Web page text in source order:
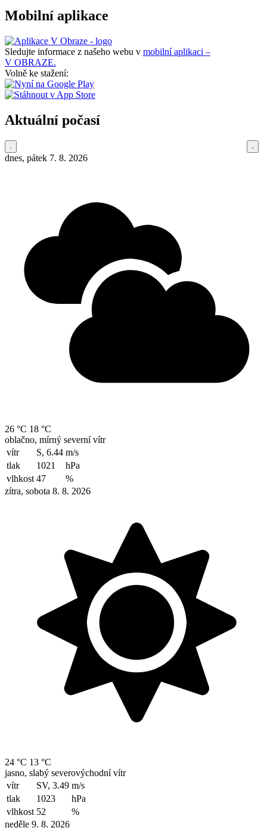
Mobilní aplikace
Sledujte informace z našeho webu v mobilní aplikaci –
V OBRAZE.
Volně ke stažení:
Aktuální počasí
dnes, pátek 7. 8. 2026
26 °C 18 °C
oblačno, mírný severní vítr
vítr
S, 6.44 m/s
tlak
1021
hPa
vlhkost 47
%
zítra, sobota 8. 8. 2026
24 °C 13 °C
jasno, slabý severovýchodní vítr
vítr
SV, 3.49 m/s
tlak
1023
hPa
vlhkost 52
%
neděle 9. 8. 2026